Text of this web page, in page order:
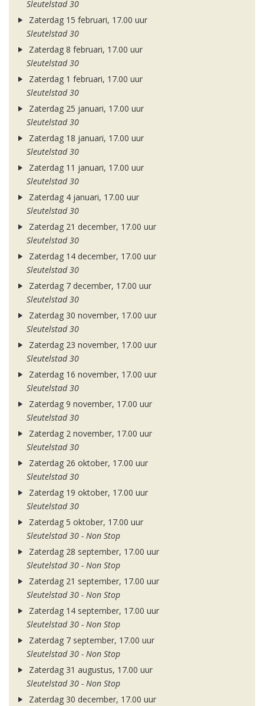
Sleutelstad 30
Zaterdag 15 februari, 17.00 uur
Sleutelstad 30
Zaterdag 8 februari, 17.00 uur
Sleutelstad 30
Zaterdag 1 februari, 17.00 uur
Sleutelstad 30
Zaterdag 25 januari, 17.00 uur
Sleutelstad 30
Zaterdag 18 januari, 17.00 uur
Sleutelstad 30
Zaterdag 11 januari, 17.00 uur
Sleutelstad 30
Zaterdag 4 januari, 17.00 uur
Sleutelstad 30
Zaterdag 21 december, 17.00 uur
Sleutelstad 30
Zaterdag 14 december, 17.00 uur
Sleutelstad 30
Zaterdag 7 december, 17.00 uur
Sleutelstad 30
Zaterdag 30 november, 17.00 uur
Sleutelstad 30
Zaterdag 23 november, 17.00 uur
Sleutelstad 30
Zaterdag 16 november, 17.00 uur
Sleutelstad 30
Zaterdag 9 november, 17.00 uur
Sleutelstad 30
Zaterdag 2 november, 17.00 uur
Sleutelstad 30
Zaterdag 26 oktober, 17.00 uur
Sleutelstad 30
Zaterdag 19 oktober, 17.00 uur
Sleutelstad 30
Zaterdag 5 oktober, 17.00 uur
Sleutelstad 30 - Non Stop
Zaterdag 28 september, 17.00 uur
Sleutelstad 30 - Non Stop
Zaterdag 21 september, 17.00 uur
Sleutelstad 30 - Non Stop
Zaterdag 14 september, 17.00 uur
Sleutelstad 30 - Non Stop
Zaterdag 7 september, 17.00 uur
Sleutelstad 30 - Non Stop
Zaterdag 31 augustus, 17.00 uur
Sleutelstad 30 - Non Stop
Zaterdag 30 december, 17.00 uur